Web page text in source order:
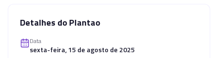
Detalhes do Plantao
Data
sexta-feira, 15 de agosto de 2025